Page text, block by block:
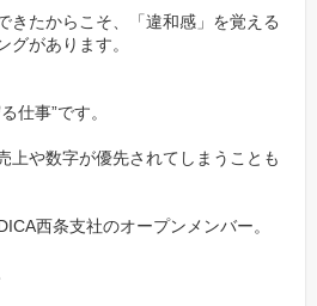
エントリーも、もちろん大歓迎で
きたからこそ、「違和感」を覚える
グがあります。
仕事”です。
上や数字が優先されてしまうことも
西条支社のオープンメンバー。